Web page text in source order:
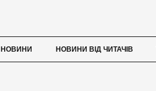
НОВИНИ НОВИНИ ВІД ЧИТАЧІВ